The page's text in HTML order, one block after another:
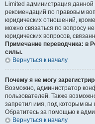
Limited администрация
рекомендаций по правовым
юридических отношений,
можно связаться по вопросу
юридических вопросов,
Примечание переводчика: в
силы.
Вернуться к началу
Почему я не могу
Возможно, администратор
пользователей. Также
запретил имя, под которым вы
Обратитесь за помощью к
Вернуться к началу